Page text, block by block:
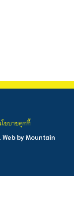
by Mountain
โยบายคุกกี้